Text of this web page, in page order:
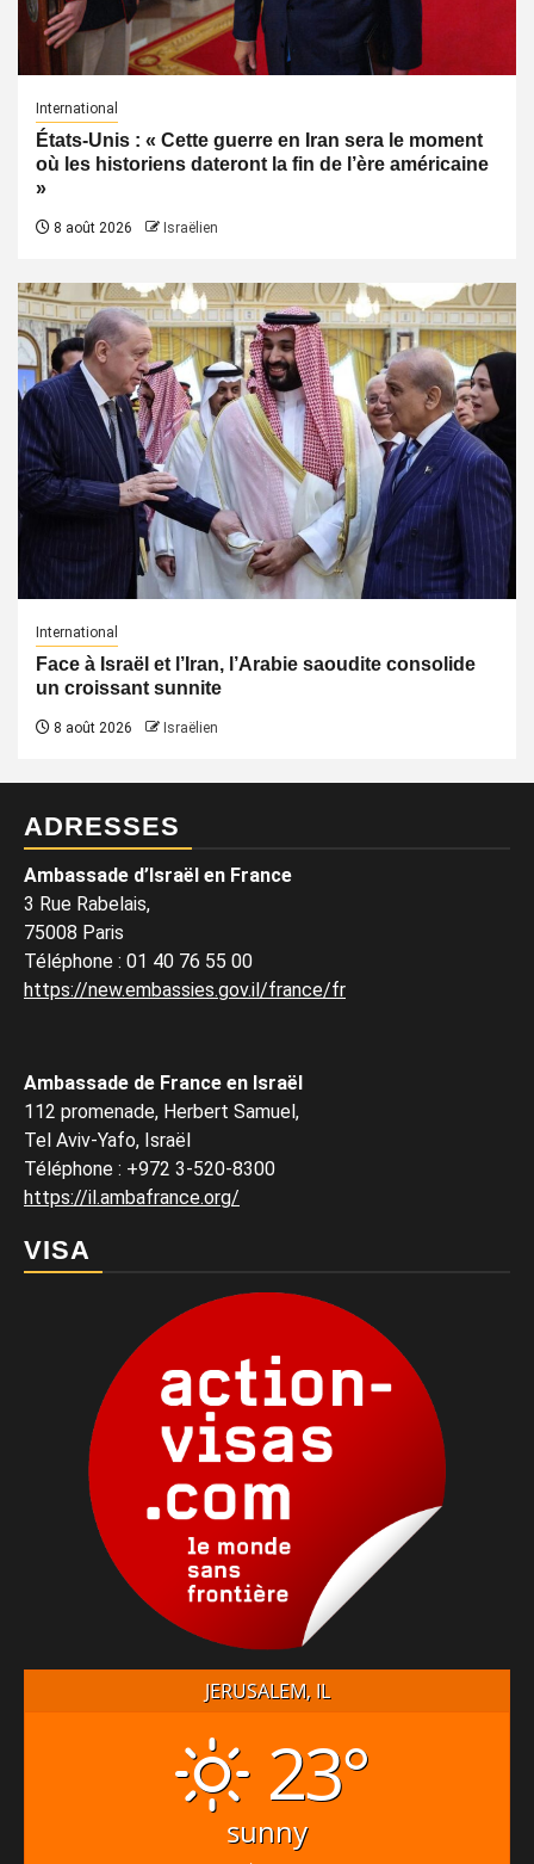
International
États-Unis : « Cette guerre en Iran sera le moment
où les historiens dateront la fin de l’ère américaine
»
8 août 2026 Israëlien
International
Face à Israël et l’Iran, l’Arabie saoudite consolide
un croissant sunnite
8 août 2026 Israëlien
ADRESSES
Ambassade d’Israël en France
3 Rue Rabelais,
75008 Paris
Téléphone : 01 40 76 55 00
https://new.embassies.gov.il/france/fr
Ambassade de France en Israël
112 promenade, Herbert Samuel,
Tel Aviv-Yafo, Israël
Téléphone : +972 3-520-8300
https://il.ambafrance.org/
VISA
JERUSALEM, IL
23°
sunny